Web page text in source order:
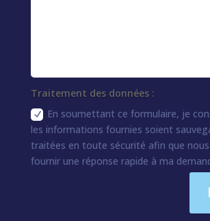
Traitement des données :
En soumettant ce formulaire, je
les informations fournies soient
traitées en toute sécurité afin que
fournir une réponse rapide à ma